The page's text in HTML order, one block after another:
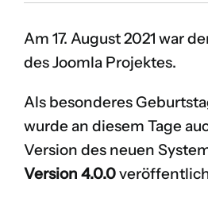
Am 17. August 2021 war
des Joomla Projektes.
Als besonderes
wurde an diesem Tage
Version des neuen
Version 4.0.0